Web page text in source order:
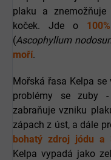
plaku a
koček. Jde o
(Ascophyllum
moří.
Mořská řasa Kelpa
problémy se zuby
zabraňuje vzniku
zápach z úst, a dále
bohatý zdroj jódu a
Kelpa vypadá jako